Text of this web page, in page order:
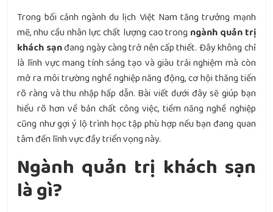
Trong bối cảnh ngành du lịch Việt Nam tăng trưởng mạnh
mẽ, nhu cầu nhân lực chất lượng cao trong ngành quản trị
khách sạnđang ngày càng trở nên cấp thiết. Đây không chỉ
là lĩnh vực mang tính sáng tạo và giàu trải nghiệm mà còn
mở ra môi trường nghề nghiệp năng động, cơ hội thăng tiến
rõ ràng và thu nhập hấp dẫn. Bài viết dưới đây sẽ giúp bạn
hiểu rõ hơn về bản chất công việc, tiềm năng nghề nghiệp
cũng như gợi ý lộ trình học tập phù hợp nếu bạn đang quan
tâm đến lĩnh vực đầy triển vọng này.
Ngành quản trị khách sạn
là gì?